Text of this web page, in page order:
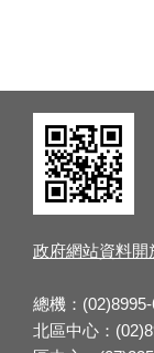
政府網站資料開
總機：
北區中心：